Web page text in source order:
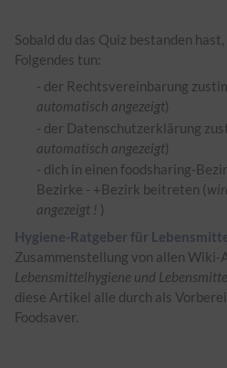
Sobald du das Quiz bestanden
Folgendes tun:
- der Rechtsvereinbarung
automatisch angezeigt)
- der Datenschutzerklärung
automatisch angezeigt)
- dich in einen foodsharing-
Bezirke - +Bezirk beitreten (
angezeigt ! )
Hygiene-Ratgeber für
Zusammenstellung von allen Wiki-
Lebensmittelhygiene und
diese Artikel alle durch als
Foodsaver.